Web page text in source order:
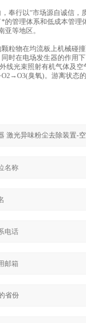
奉行以“市场源自诚信
的管理体系和低成本管
亚等地区。
粒物在均流板上机械碰
时在电场发生器的作用
光束照射有机气体及
臭氧)。游离状态